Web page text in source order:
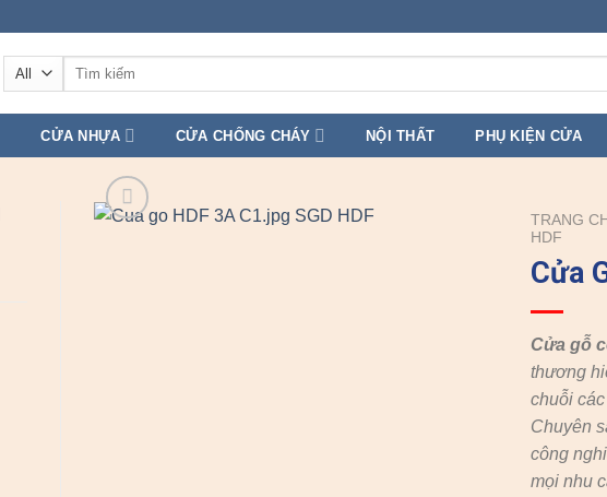
Tìm
CỬA NHỰA CỬA CHỐNG CHÁY NỘI THẤT PHỤ KIỆN CỬA
TRANG
HDF
Cửa
Cửa gỗ
thương
chuỗi
Chuyên
công
mọi nhu